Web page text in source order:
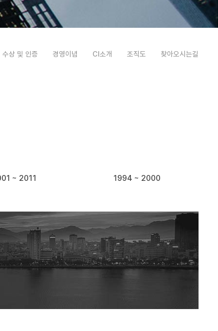
수상 및 인증 경영이념 CI소개 조직도 찾아오시는길
~ 2011 1994 ~ 2000